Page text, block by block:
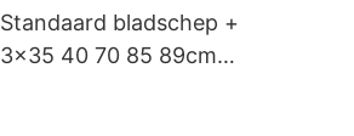
Standaard bladschep +
3x35 40 70 85 89cm